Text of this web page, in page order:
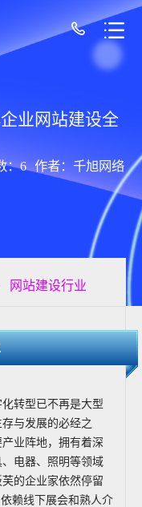
业网站建设全
：6 作者：千旭网络
网站建设行业
转型已不再是大型
与发展的必经之
业阵地，拥有着深
电器、照明等领域
的企业家依然停留
赖线下展会和熟人介